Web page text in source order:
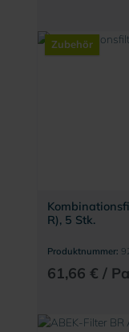
Zubehör
R), 5 Stk.
Produktnummer:
61,66 € /